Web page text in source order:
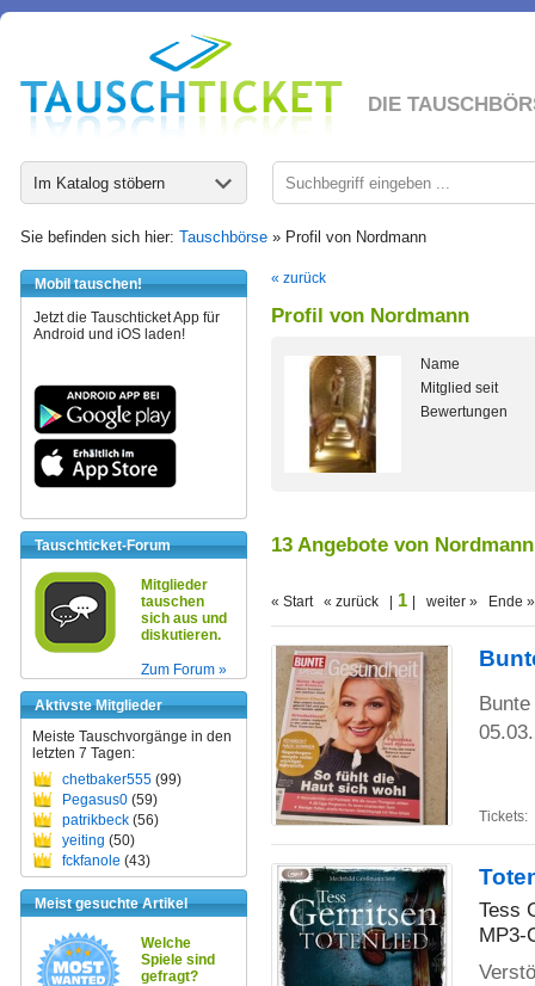
DIE
Im Katalog stöbern
Sie befinden sich hier: Tauschbörse » Profil von Nordmann
Mobil tauschen!
Jetzt die Tauschticket App für
Android und iOS laden!
Tauschticket-Forum
Mitglieder
tauschen
sich aus und
diskutieren.
Zum Forum »
Aktivste Mitglieder
Meiste Tauschvorgänge in den
letzten 7 Tagen:
chetbaker555 (99)
Pegasus0 (59)
patrikbeck (56)
yeiting (50)
fckfanole (43)
Meist gesuchte Artikel
Welche
Spiele sind
gefragt?
« zurück
Profil von Nordmann
Name
Mitglied seit
Bewertungen
13 Angebote von Nordmann
« Start « zurück | 1 | weiter » Ende »
Tickets:
Tess
MP3-